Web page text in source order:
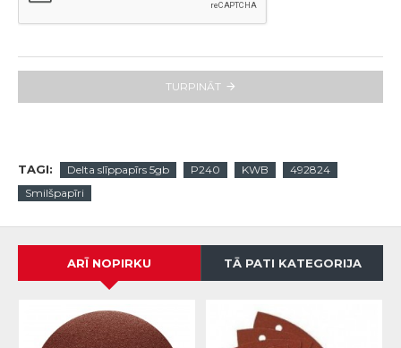
TURPINĀT
TAGI: Delta slīppapīrs 5gb P240 KWB
492824
Smilšpapīri
ARĪ NOPIRKU TĀ PATI KATEGORIJA